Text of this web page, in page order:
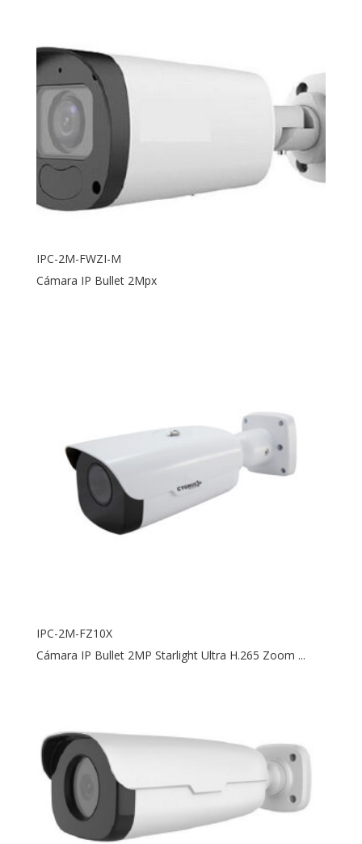
IPC-2M-FWZI-M
Cámara IP Bullet 2Mpx
IPC-2M-FZ10X
Cámara IP Bullet 2MP Starlight Ultra H.265 Zoom ...